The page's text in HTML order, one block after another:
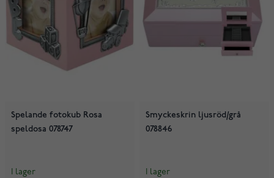
Spelande fotokub Rosa
speldosa 078747
I lager
Smyckeskrin ljusröd/grå
078846
I lager